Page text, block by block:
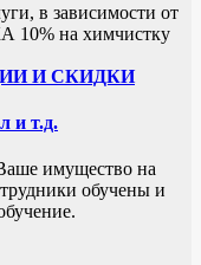
в зависимости от
10% на химчистку
И СКИДКИ
и т.д.
имущество на
обучены и